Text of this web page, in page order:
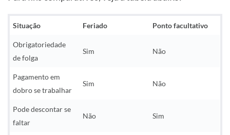
Situação Feriado Ponto facultativo
Obrigatoriedade
de folga
Sim Não
Pagamento em
dobro se trabalhar
Sim Não
Pode descontar se
faltar
Não Sim